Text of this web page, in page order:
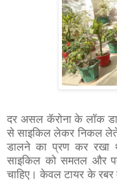
दर असल कॅरोना के लॉक
से साइकिल लेकर निकल
डालने का प्रण कर रखा
साइकिल को समतल और
चाहिए। केवल टायर के रबर